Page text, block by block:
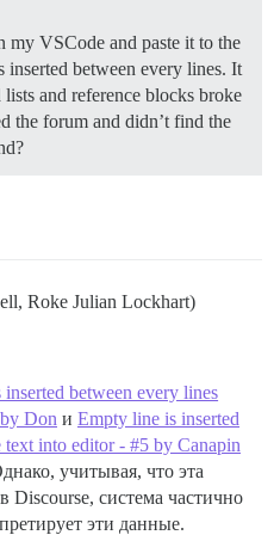
консоли
консоли
консоли
имя)
лицевой стороны
оборотной стороны
ОБЕСПЕЧЕНИЕ**
VSCode and paste it to the
between every lines. It
and reference blocks broke
the forum and didn’t find the
Roke Julian Lockhart)
between every lines
Don и Empty line is inserted
into editor - #5 by Canapin
учитывая, что эта
Discourse, система частично
эти данные.